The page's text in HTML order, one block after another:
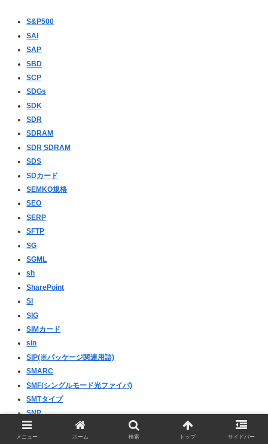
S&P500
SAI
SAP
SBD
SCP
SDGs
SDK
SDR
SDRAM
SDR SDRAM
SDS
SDカード
SEMKO規格
SEO
SERP
SFTP
SG
SGML
sh
SharePoint
SI
SIG
SIMカード
sin
SIP(※パッケージ関連用語)
SMARC
SMF(シングルモード光ファイバ)
SMTタイプ
SNP
SNS
SN比(S/N比)
メニュー ホーム 検索 トップ サイドバー